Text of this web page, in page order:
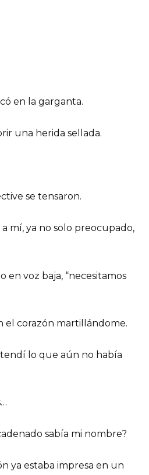
en la garganta.
una herida sellada.
se tensaron.
mí, ya no solo preocupado,
en voz baja, “necesitamos
el corazón martillándome.
lo que aún no había
sabía mi nombre?
ya estaba impresa en un